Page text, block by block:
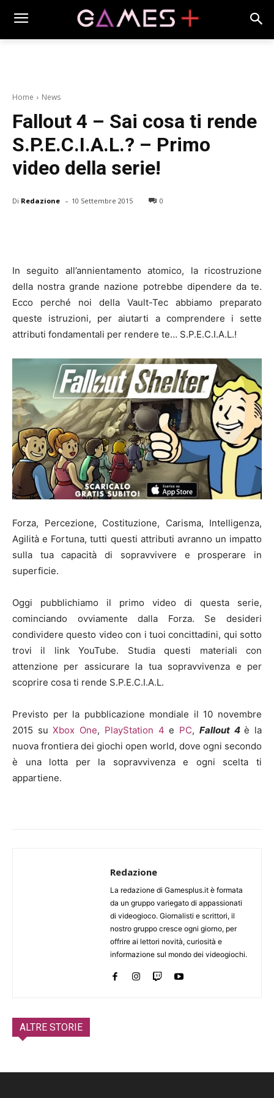
Home News
Fallout 4 – Sai cosa ti rende
S.P.E.C.I.A.L.? – Primo
video della serie!
Di Redazione - 10 Settembre 2015 0
In seguito all’annientamento atomico, la ricostruzione
della nostra grande nazione potrebbe dipendere da te.
Ecco perché noi della Vault-Tec abbiamo preparato
queste istruzioni, per aiutarti a comprendere i sette
attributi fondamentali per rendere te… S.P.E.C.I.A.L.!
Forza, Percezione, Costituzione, Carisma, Intelligenza,
Agilità e Fortuna, tutti questi attributi avranno un impatto
sulla tua capacità di sopravvivere e prosperare in
superficie.
Oggi pubblichiamo il primo video di questa serie,
cominciando ovviamente dalla Forza. Se desideri
condividere questo video con i tuoi concittadini, qui sotto
trovi il link YouTube. Studia questi materiali con
attenzione per assicurare la tua sopravvivenza e per
scoprire cosa ti rende S.P.E.C.I.A.L.
Previsto per la pubblicazione mondiale il 10 novembre
2015 suXbox One, PlayStation 4 e PC, Fallout 4 è la
nuova frontiera dei giochi open world, dove ogni secondo
è una lotta per la sopravvivenza e ogni scelta ti
appartiene.
Redazione
La redazione di Gamesplus.it è formata
da un gruppo variegato di appassionati
di videogioco. Giornalisti e scrittori, il
nostro gruppo cresce ogni giorno, per
offrire ai lettori novità, curiosità e
informazione sul mondo dei videogiochi.
ALTRE STORIE